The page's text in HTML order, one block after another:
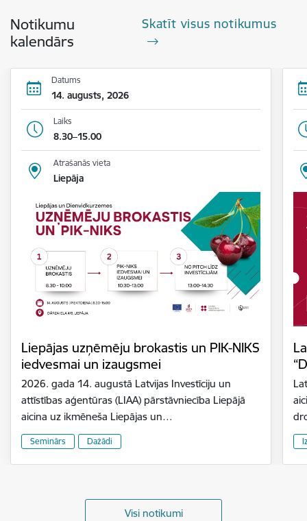
Notikumu
kalendārs
Skatīt visus notikumus
Datums
14. augusts, 2026
Laiks
8.30–15.00
Atrašanās vieta
Liepāja
Liepājas uzņēmēju brokastis un PIK-NIKS
iedvesmai un izaugsmei
2026. gada 14. augustā Latvijas Investīciju un
attīstības aģentūras (LIAA) pārstāvniecība Liepājā
aicina uz ikmēneša Liepājas un…
Seminārs Dažādi
Visi notikumi